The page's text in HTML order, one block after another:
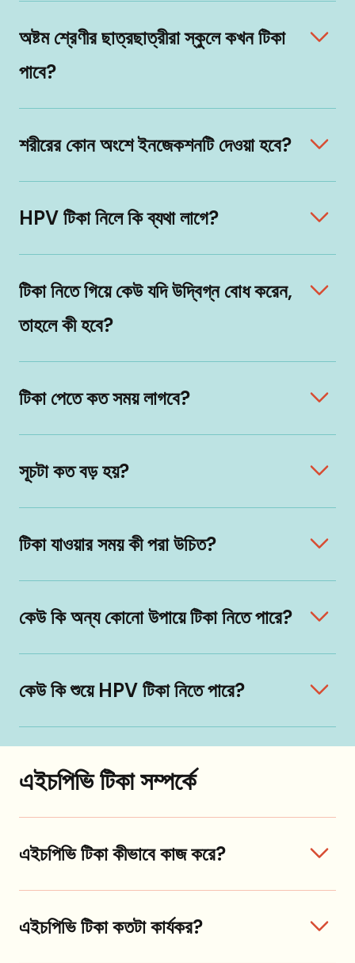
অষ্টম শ্রেণীর ছাত্রছাত্রীরা স্কুলে কখন টিকা
পাবে?
শরীরের কোন অংশে ইনজেকশনটি দেওয়া হবে?
HPV টিকা নিলে কি ব্যথা লাগে?
টিকা নিতে গিয়ে কেউ যদি উদ্বিগ্ন বোধ করেন,
তাহলে কী হবে?
টিকা পেতে কত সময় লাগবে?
সূচটা কত বড় হয়?
টিকা যাওয়ার সময় কী পরা উচিত?
কেউ কি অন্য কোনো উপায়ে টিকা নিতে পারে?
কেউ কি শুয়ে HPV টিকা নিতে পারে?
এইচপিভি টিকা সম্পর্কে
এইচপিভি টিকা কীভাবে কাজ করে?
এইচপিভি টিকা কতটা কার্যকর?